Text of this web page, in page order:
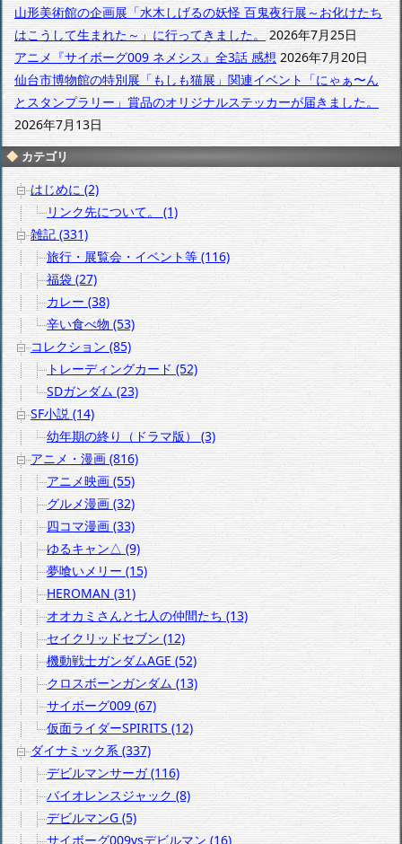
山形美術館の企画展「水木しげるの妖怪 百鬼夜行展～お化けたち
はこうして生まれた～」に行ってきました。 2026年7月25日
アニメ『サイボーグ009 ネメシス』全3話 感想 2026年7月20日
仙台市博物館の特別展「もしも猫展」関連イベント「にゃぁ〜ん
とスタンプラリー」賞品のオリジナルステッカーが届きました。
2026年7月13日
カテゴリ
はじめに (2)
リンク先について。 (1)
雑記 (331)
旅行・展覧会・イベント等 (116)
福袋 (27)
カレー (38)
辛い食べ物 (53)
コレクション (85)
トレーディングカード (52)
SDガンダム (23)
SF小説 (14)
幼年期の終り（ドラマ版） (3)
アニメ・漫画 (816)
アニメ映画 (55)
グルメ漫画 (32)
四コマ漫画 (33)
ゆるキャン△ (9)
夢喰いメリー (15)
HEROMAN (31)
オオカミさんと七人の仲間たち (13)
セイクリッドセブン (12)
機動戦士ガンダムAGE (52)
クロスボーンガンダム (13)
サイボーグ009 (67)
仮面ライダーSPIRITS (12)
ダイナミック系 (337)
デビルマンサーガ (116)
バイオレンスジャック (8)
デビルマンG (5)
サイボーグ009vsデビルマン (16)